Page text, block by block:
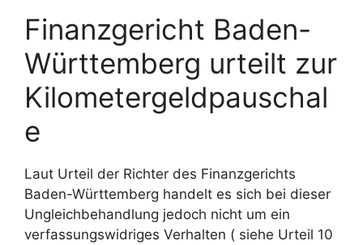
Finanzgericht Baden-
Württemberg urteilt zur
Kilometergeldpauschal
e
Laut Urteil der Richter des Finanzgerichts
Baden-Württemberg handelt es sich bei dieser
Ungleichbehandlung jedoch nicht um ein
verfassungswidriges Verhalten ( siehe Urteil 10